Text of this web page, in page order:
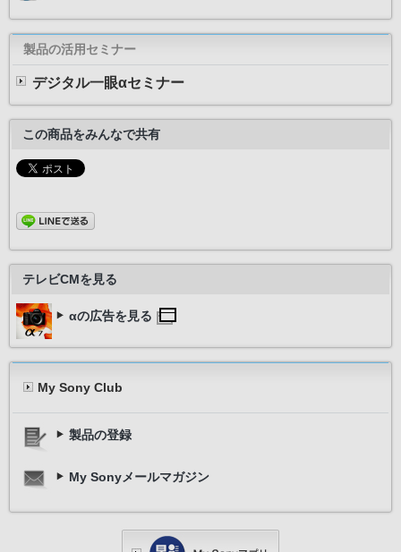
製品の活用セミナー
デジタル一眼αセミナー
この商品をみんなで共有
テレビCMを見る
αの広告を見る
My Sony Club
製品の登録
My Sonyメールマガジン